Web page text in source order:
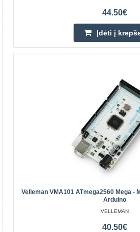
skaitmenimis, 4 SMD šviesos
mygtukais, garsiniu signalu,
Centriniame Sandėlyje NĖRA
Įdėti į
Pridėti prie
44.50€
Įdėti į
Velleman VMA101 ATmega2560 Mega -
Arduino
VELLEMAN
40.50€